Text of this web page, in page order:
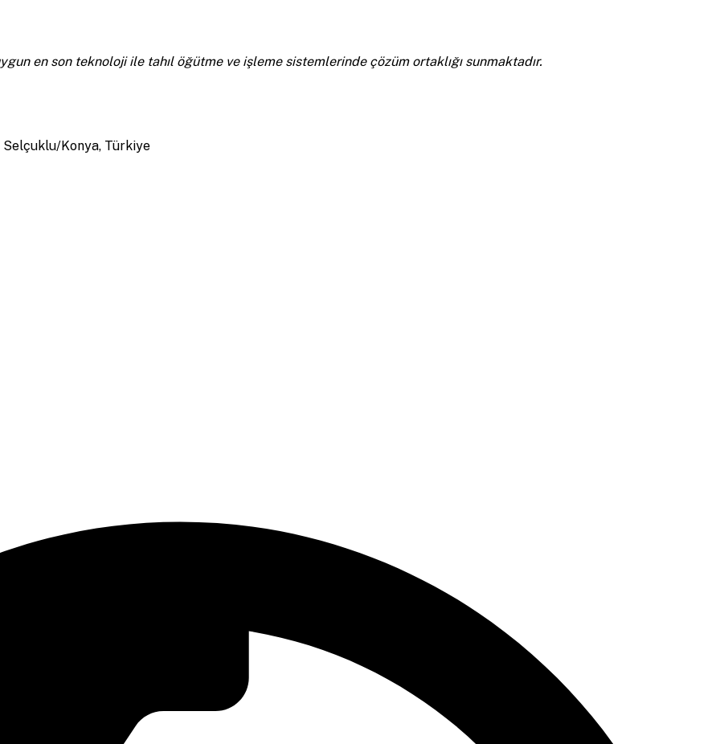
en son teknoloji ile tahıl öğütme ve işleme sistemlerinde çözüm ortaklığı sunmaktadır.
Selçuklu/Konya, Türkiye